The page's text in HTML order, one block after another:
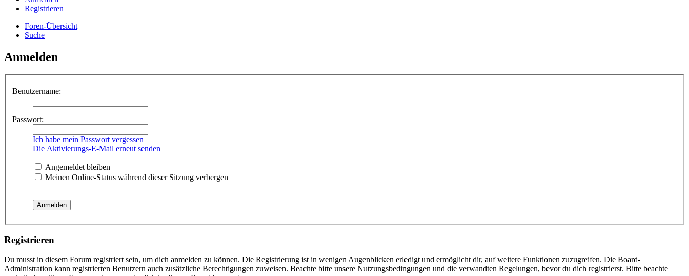
Registrieren
Foren-Übersicht
Suche
Anmelden
Benutzername:
Passwort:
Ich habe mein Passwort vergessen
Die Aktivierungs-E-Mail erneut senden
Angemeldet bleiben
Meinen Online-Status während dieser Sitzung verbergen
Registrieren
Du musst in diesem Forum registriert sein, um dich anmelden zu können. Die Registrierung ist in wenigen Augenblicken erledigt und ermöglicht dir, auf weitere Funktionen zuzugreifen. Die Board-
Administration kann registrierten Benutzern auch zusätzliche Berechtigungen zuweisen. Beachte bitte unsere Nutzungsbedingungen und die verwandten Regelungen, bevor du dich registrierst. Bitte beachte